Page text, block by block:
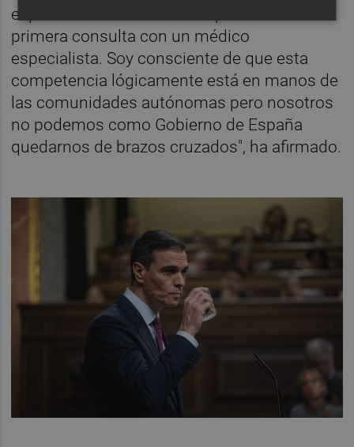
esperar más de tres meses para tener una
primera consulta con un médico
especialista. Soy consciente de que esta
competencia lógicamente está en manos de
las comunidades autónomas pero nosotros
no podemos como Gobierno de España
quedarnos de brazos cruzados", ha afirmado.